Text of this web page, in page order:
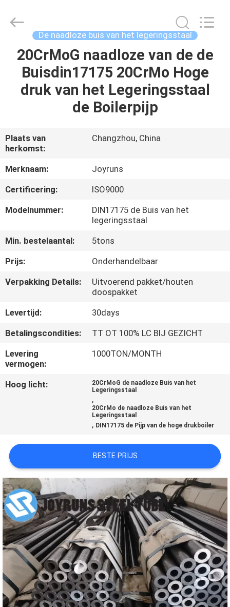
HUIS
PRODUCTEN
DE
V.S.
FABRIEKSREIS
KWALITEITSCONTROLE
CONTACTEER
ONS
OM
EEN
CITAAT
SITEMAP
PRIVACYBELEID
Joyruns
Steel
Reserved.
De naadloze buis van het legeringsstaal
20CrMoG naadloze van de de
Buisdin17175 20CrMo Hoge
druk van het Legeringsstaal
de Boilerpijp
Plaats van
herkomst:
Changzhou, China
Merknaam:
Joyruns
Certificering:
ISO9000
Modelnummer:
DIN17175 de Buis van het
legeringsstaal
Min. bestelaantal:
5tons
Prijs:
Onderhandelbaar
Verpakking Details:
Uitvoerend pakket/houten
doospakket
Levertijd:
30days
Betalingscondities:
TT OT 100% LC BIJ GEZICHT
Levering
vermogen:
1000TON/MONTH
Hoog licht:
20CrMoG de naadloze Buis van het
Legeringsstaal
,
20CrMo de naadloze Buis van het
Legeringsstaal
, DIN17175 de Pijp van de hoge drukboiler
BESTE PRIJS